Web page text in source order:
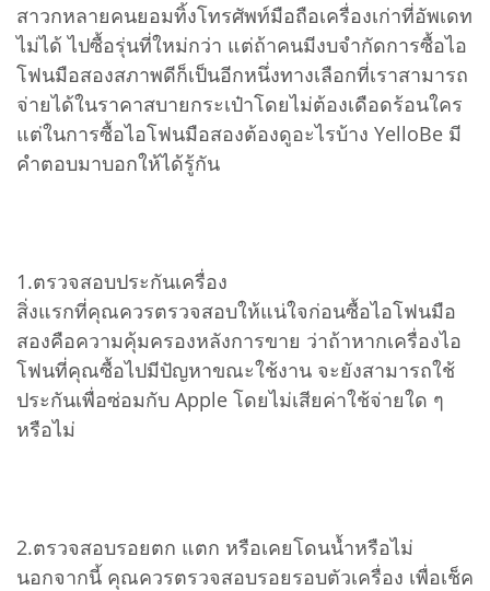
สาวกหลายคนยอมทิ้งโทรศัพท์มือถือเครื่องเก่าที่อัพเดท
ไม่ได้ ไปซื้อรุ่นที่ใหม่กว่า แต่ถ้าคนมีงบจำกัดการซื้อไอ
โฟนมือสองสภาพดีก็เป็นอีกหนึ่งทางเลือกที่เราสามารถ
จ่ายได้ในราคาสบายกระเป๋าโดยไม่ต้องเดือดร้อนใคร
แต่ในการซื้อไอโฟนมือสองต้องดูอะไรบ้าง YelloBe มี
คำตอบมาบอกให้ได้รู้กัน
1.ตรวจสอบประกันเครื่อง
สิ่งแรกที่คุณควรตรวจสอบให้แน่ใจก่อนซื้อไอโฟนมือ
สองคือความคุ้มครองหลังการขาย ว่าถ้าหากเครื่องไอ
โฟนที่คุณซื้อไปมีปัญหาขณะใช้งาน จะยังสามารถใช้
ประกันเพื่อซ่อมกับ Apple โดยไม่เสียค่าใช้จ่ายใด ๆ
หรือไม่
2.ตรวจสอบรอยตก แตก หรือเคยโดนน้ำหรือไม่
นอกจากนี้ คุณควรตรวจสอบรอยรอบตัวเครื่อง เพื่อเช็ค